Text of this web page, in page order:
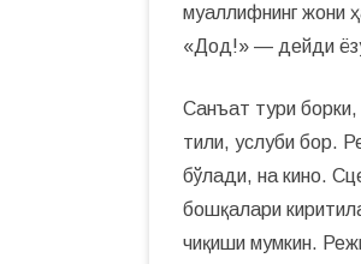
муаллифнинг жони
«Дод!» — дейди
Санъат тури борки,
тили, услуби бор.
бўлади, на кино.
бошқалари
чиқиши мумкин.